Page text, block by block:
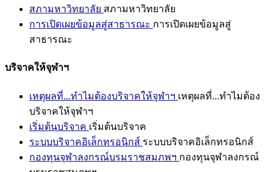
สภามหาวิทยาลัย สภามหาวิทยาลัย
การเปิดเผยข้อมูลสู่สาธารณะ การเปิดเผยข้อมูลสู่
สาธารณะ
บริจาคให้จุฬาฯ
เหตุผลที่...ทำไมต้องบริจาคให้จุฬาฯ เหตุผลที่...ทำไมต้อง
บริจาคให้จุฬาฯ
เริ่มต้นบริจาค เริ่มต้นบริจาค
ระบบบริจาคอิเล็กทรอนิกส์ ระบบบริจาคอิเล็กทรอนิกส์
กองทุนจุฬาลงกรณ์บรมราชสมภพฯ กองทุนจุฬาลงกรณ์